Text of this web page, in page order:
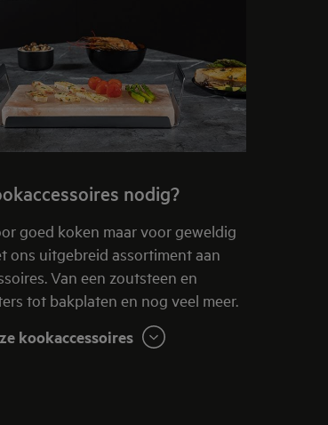
nodig?
goed koken maar voor geweldig
ons uitgebreid assortiment aan
Van een zoutsteen en
tot bakplaten en nog veel meer.
kookaccessoires